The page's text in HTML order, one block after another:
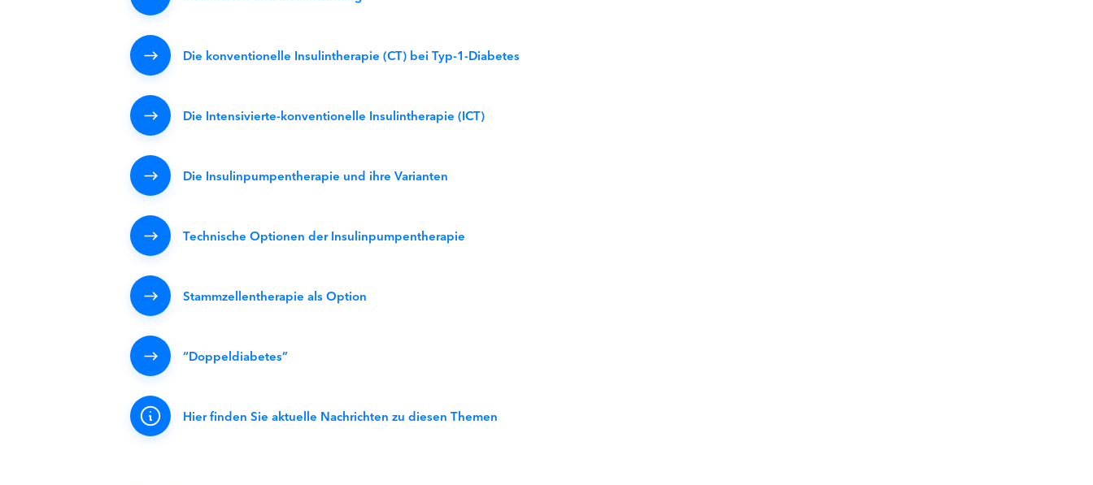
Die konventionelle Insulintherapie (CT) bei Typ-1-Diabetes
Die Intensivierte-konventionelle Insulintherapie (ICT)
Die Insulinpumpentherapie und ihre Varianten
Technische Optionen der Insulinpumpentherapie
Stammzellentherapie als Option
“Doppeldiabetes”
Hier finden Sie aktuelle Nachrichten zu diesen Themen